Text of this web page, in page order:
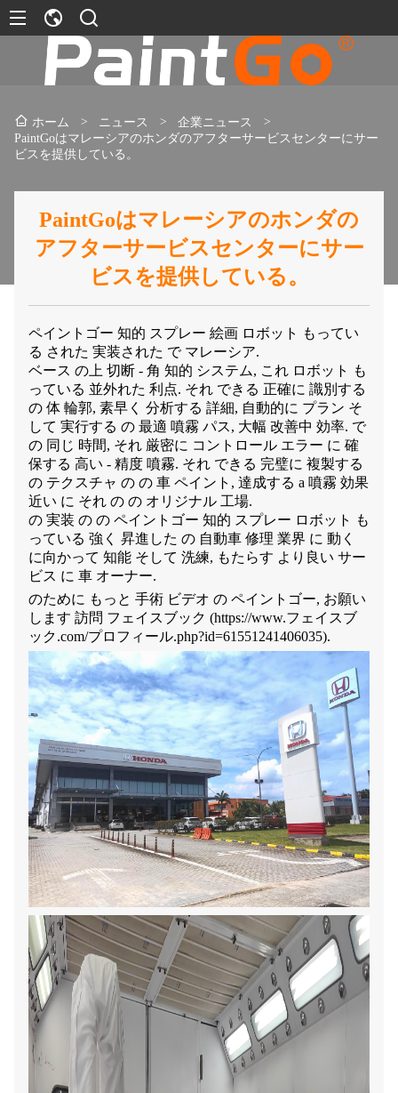
ホーム > ニュース > 企業ニュース
>
PaintGoはマレーシアのホンダのアフターサービスセンターにサー
ビスを提供している。
PaintGoはマレーシアのホンダの
アフターサービスセンターにサー
ビスを提供している。
ペイントゴー 知的 スプレー 絵画 ロボット もってい
る された 実装された で マレーシア.
ベース の上 切断 - 角 知的 システム, これ ロボット も
っている 並外れた 利点. それ できる 正確に 識別する
の 体 輪郭, 素早く 分析する 詳細, 自動的に プラン そ
して 実行する の 最適 噴霧 パス, 大幅 改善中 効率. で
の 同じ 時間, それ 厳密に コントロール エラー に 確
保する 高い - 精度 噴霧. それ できる 完璧に 複製する
の テクスチャ の の 車 ペイント, 達成する a 噴霧 効果
近い に それ の の オリジナル 工場.
の 実装 の の ペイントゴー 知的 スプレー ロボット も
っている 強く 昇進した の 自動車 修理 業界 に 動く
に向かって 知能 そして 洗練, もたらす より良い サー
ビス に 車 オーナー.
のために もっと 手術 ビデオ の ペイントゴー, お願い
します 訪問 フェイスブック (https://www.フェイスブ
ック.com/プロフィール.php?id=61551241406035).